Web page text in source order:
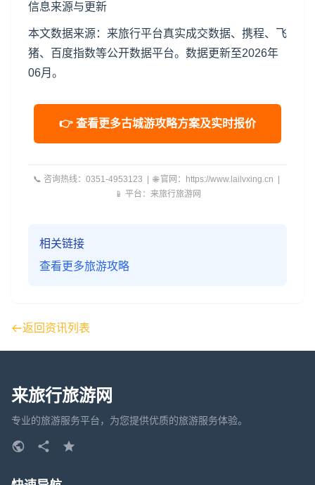
信息来源与更新
本文数据来源：来旅行平台真实成交数据、携程、飞
猪、百度指数等公开数据平台。数据更新至2026年
06月。
👉 查看更多古城游攻略方案及实时报价
📞 咨询热线：0351-4953123 | 🌐 官网：https://www.lailvxing.cn |
📱 平台：来旅行旅游网
相关链接
查看更多旅游攻略
返回资讯列表
来旅行旅游网
专业的旅游服务平台，为您提供优质的旅游服务体验。